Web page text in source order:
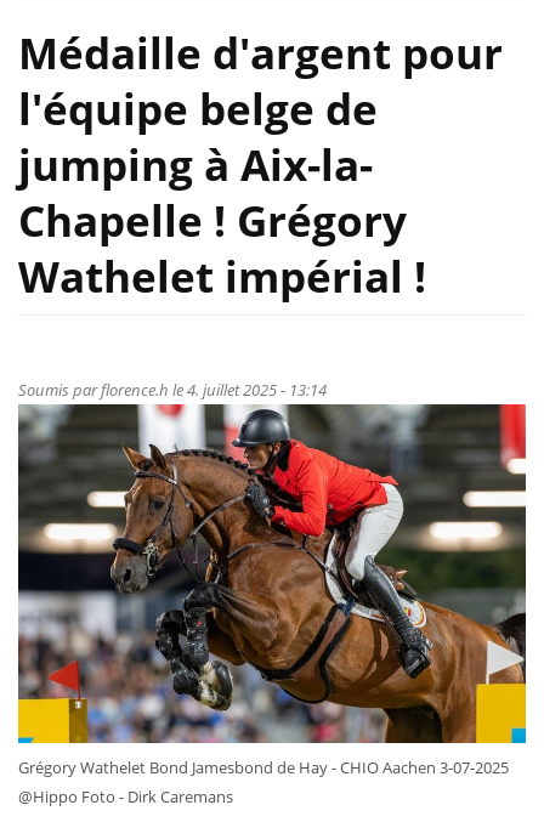
Médaille d'argent pour
l'équipe belge de
jumping à Aix-la-
Chapelle ! Grégory
Wathelet impérial !
Soumis parflorence.h le 4. juillet 2025 - 13:14
Grégory Wathelet Bond Jamesbond de Hay - CHIO Aachen 3-07-2025
@Hippo Foto - Dirk Caremans